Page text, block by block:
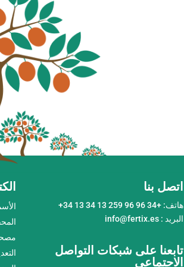
اتصل بنا
هاتف: +34 96 96 259 13 34 13 34+
البريد : info@fertix.es
تابعنا على شبكات التواصل
الاجتماعي